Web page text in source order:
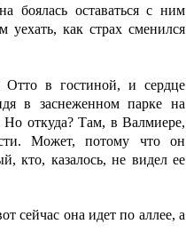
боялась оставаться с ним
уехать, как страх сменился
в гостиной, и сердце
в заснеженном парке на
Но откуда? Там, в Валмиере,
Может, потому что он
кто, казалось, не видел ее
сейчас она идет по аллее, а